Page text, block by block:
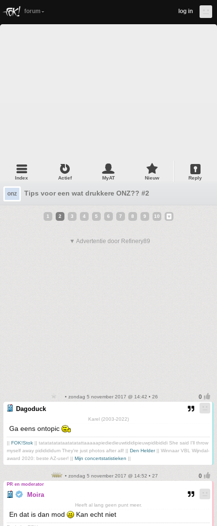
forum log in
Index Actief MyAT Nieuw Reply
onz Tips voor een wat drukkere ONZ?? #2
1 2 3 4 5 6 7 8 9 10
▼ Advertentie door Refinery89
• zondag 5 november 2017 @ 14:42 • 26
Dagoduck
Karel (2003-2022)
Ga eens ontopic
|| FOK!Stok || tatatatatataatatatattaaaaapiediedieuwtididipieuwpidibididi She said I'll throw
myself away pididididum They're just photos after all! || Den Helder|| Winnaar VBL Wijndal-
award 2020: beste AZ-user! || Mijn concertstatistieken ||
• zondag 5 november 2017 @ 14:52 • 27
PR en moderator
Moira
Heeft al lang geen punt meer.
En dat is dan mod Kan echt niet